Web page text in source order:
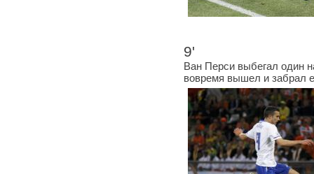
9'
Ван Перси выбегал один
вовремя вышел и забрал